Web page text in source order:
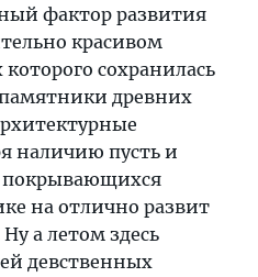
фактор развития
красивом
сохранилась
древних
наличию пусть и
на отлично развит
а летом здесь
девственных